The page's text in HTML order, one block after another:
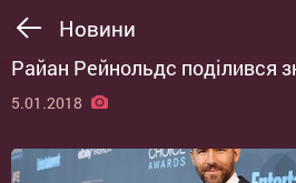
Новини
Райан Рейнольдс поділився
5.01.2018